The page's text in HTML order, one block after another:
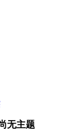
无主题